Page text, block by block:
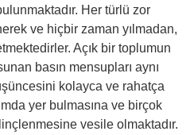
Her türlü zor
ve hiçbir zaman yılmadan,
Açık bir toplumun
basın mensupları aynı
kolayca ve rahatça
yer bulmasına ve birçok
vesile olmaktadır.